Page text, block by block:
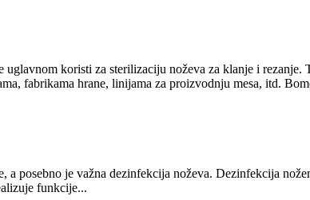
uglavnom koristi za sterilizaciju noževa za klanje i
fabrikama hrane, linijama za proizvodnju mesa, itd.
a posebno je važna dezinfekcija noževa. Dezinfekcija
funkcije...